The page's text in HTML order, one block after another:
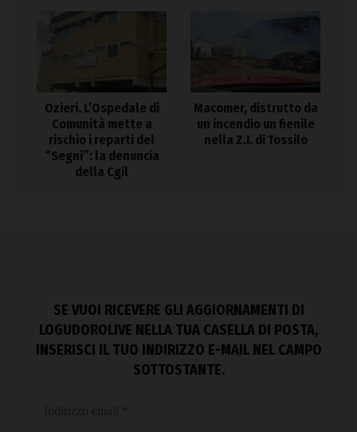
Ozieri. L’Ospedale di
Comunità mette a
rischio i reparti del
“Segni”: la denuncia
della Cgil
Macomer, distrutto da
un incendio un fienile
nella Z.I. di Tossilo
SE VUOI RICEVERE GLI AGGIORNAMENTI DI
LOGUDOROLIVE NELLA TUA CASELLA DI POSTA,
INSERISCI IL TUO INDIRIZZO E-MAIL NEL CAMPO
SOTTOSTANTE.